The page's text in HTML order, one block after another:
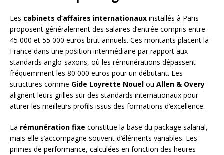
Les cabinets d’affaires internationaux installés à Paris
proposent généralement des salaires d’entrée compris entre
45 000 et 55 000 euros brut annuels. Ces montants placent la
France dans une position intermédiaire par rapport aux
standards anglo-saxons, où les rémunérations dépassent
fréquemment les 80 000 euros pour un débutant. Les
structures comme Gide Loyrette Nouel ou Allen & Overy
alignent leurs grilles sur des standards internationaux pour
attirer les meilleurs profils issus des formations d’excellence.
La rémunération fixe constitue la base du package salarial,
mais elle s’accompagne souvent d’éléments variables. Les
primes de performance, calculées en fonction des heures